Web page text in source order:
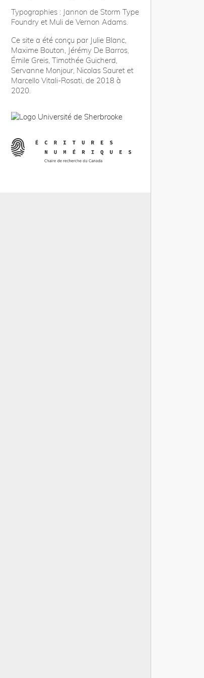
Typographies : Jannon de Storm Type
Foundry et Muli de Vernon Adams.
Ce site a été conçu par Julie Blanc,
Maxime Bouton, Jérémy De Barros,
Émile Greis, Timothée Guicherd,
Servanne Monjour, Nicolas Sauret et
Marcello Vitali-Rosati, de 2018 à
2020.